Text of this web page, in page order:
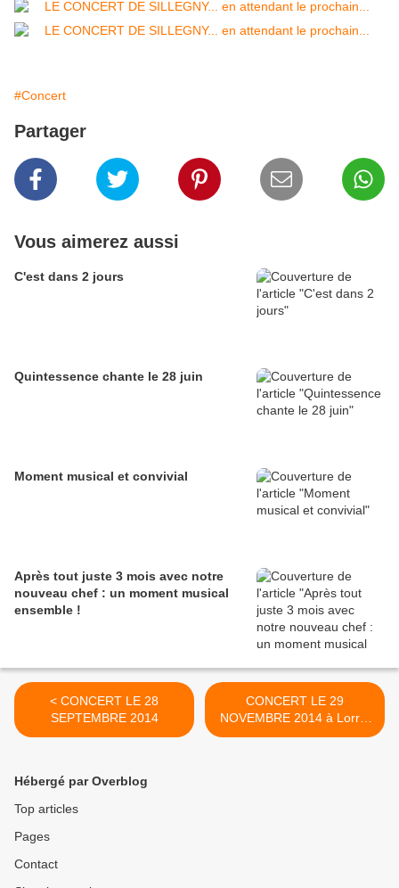
#Concert
Partager
Vous aimerez aussi
C'est dans 2 jours
Quintessence chante le 28 juin
Moment musical et convivial
Après tout juste 3 mois avec notre
nouveau chef : un moment musical
ensemble !
< CONCERT LE 28
SEPTEMBRE 2014
CONCERT LE 29
NOVEMBRE 2014 à Lorry-
Mardigny >
Hébergé par Overblog
Top articles
Pages
Contact